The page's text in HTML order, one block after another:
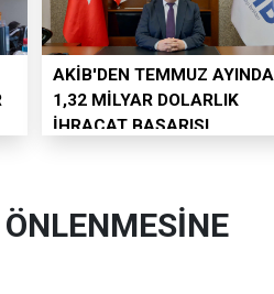
AKİB'DEN TEMMUZ AYINDA
1,32 MİLYAR DOLARLIK
İHRACAT BAŞARISI